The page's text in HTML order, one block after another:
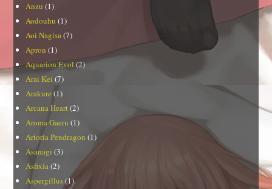
Anzu (1)
Aodouhu (1)
Aoi Nagisa(7)
Apron (1)
Aquarion Evol (2)
Arai Kei (7)
Arakure (1)
Arcana Heart (2)
Aroma Gaeru (1)
Artoria Pendragon (1)
Asanagi (3)
Asfixia(2)
Aspergillus(1)